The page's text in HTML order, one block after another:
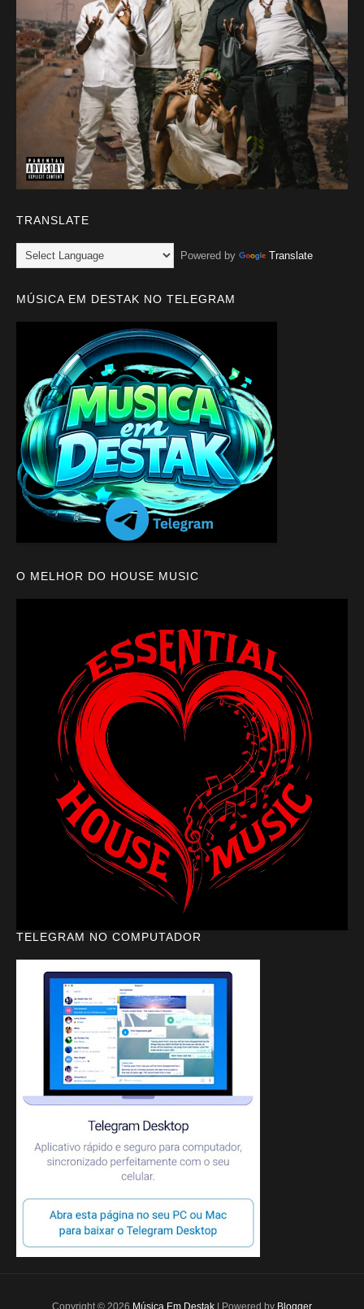
TRANSLATE
Powered by Translate
MÚSICA EM DESTAK NO TELEGRAM
O MELHOR DO HOUSE MUSIC
TELEGRAM NO COMPUTADOR